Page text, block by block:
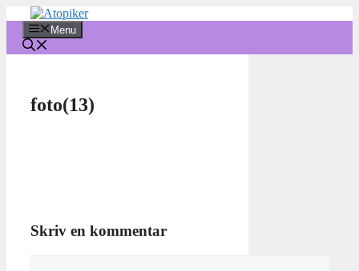
indhold
Menu
foto(13)
Skriv en kommentar